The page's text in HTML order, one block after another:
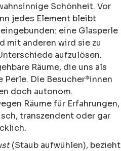
Schönheit. Vor
jedes Element bleibt
eine Glasperle
mit anderen wird sie zu
aufzulösen.
Räume, die uns als
Perle. Die Besucher*innen
doch autonom.
Räume für Erfahrungen,
transzendent oder gar
(Staub aufwühlen), bezieht